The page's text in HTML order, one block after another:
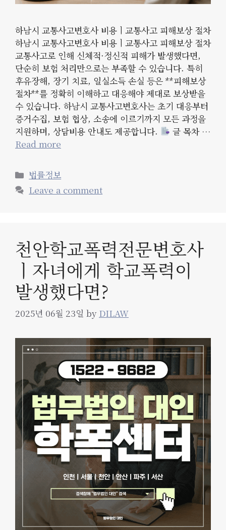
하남시 교통사고변호사 비용ㅣ교통사고 피해보상 절차
하남시 교통사고변호사 비용ㅣ교통사고 피해보상 절차
교통사고로 인해 신체적·정신적 피해가 발생했다면,
단순히 보험 처리만으로는 부족할 수 있습니다. 특히
후유장해, 장기 치료, 일실소득 손실 등은 **피해보상
절차**를 정확히 이해하고 대응해야 제대로 보상받을
수 있습니다. 하남시 교통사고변호사는 초기 대응부터
증거수집, 보험 협상, 소송에 이르기까지 모든 과정을
지원하며, 상담비용 안내도 제공합니다.
글 목차 …
Read more
Categories
법률정보
Leave a comment
천안학교폭력전문변호사
ㅣ자녀에게 학교폭력이
발생했다면?
2025년 06월 23일 by DILAW